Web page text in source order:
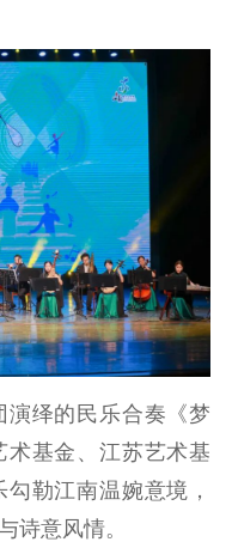
新闻发布
品牌栏目
文化传承
文化产业
紫艺舞台
文明培育
绎的民乐合奏《梦
基金、江苏艺术基
勒江南温婉意境，
诗意风情。